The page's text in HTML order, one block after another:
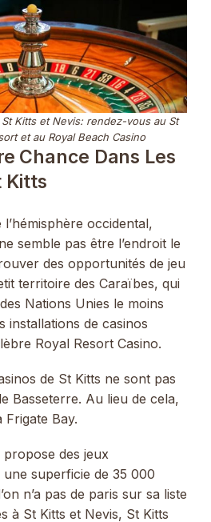
Kitts et Nevis: rendez-vous au St
et au Royal Beach Casino
Chance Dans Les
Kitts
occidental,
semble pas être l’endroit le
des opportunités de jeu
territoire des Caraïbes, qui
Nations Unies le moins
installations de casinos
Royal Resort Casino.
de St Kitts ne sont pas
Basseterre. Au lieu de cela,
Bay.
propose des jeux
superficie de 35 000
n’a pas de paris sur sa liste
à St Kitts et Nevis, St Kitts